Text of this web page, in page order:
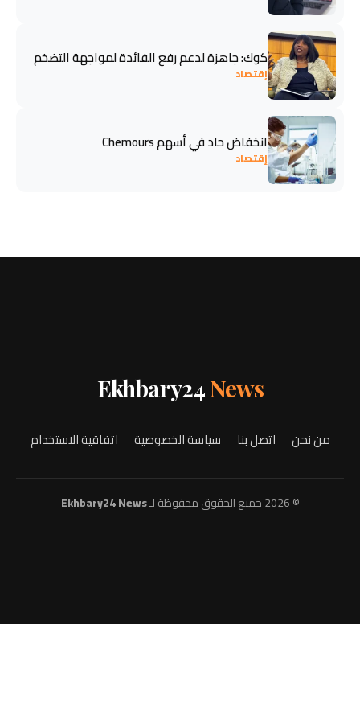
كوك: جاهزة لدعم رفع الفائدة لمواجهة التضخم
إقتصاد
انخفاض حاد في أسهم Chemours
إقتصاد
Ekhbary24News
من نحن اتصل بنا سياسة الخصوصية اتفاقية الاستخدام
© 2026 جميع الحقوق محفوظة لـ Ekhbary24 News